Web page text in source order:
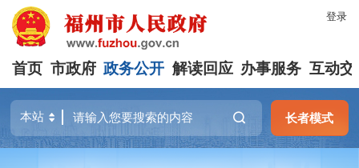
登录
首页 市政府 政务公开 解读回应 办事服务 互动交
长者模式